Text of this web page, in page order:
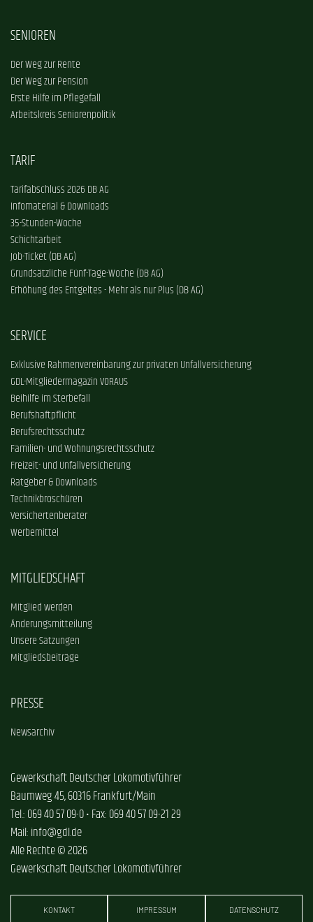
SENIOREN
Der Weg zur Rente
Der Weg zur Pension
Erste Hilfe im Pflegefall
Arbeitskreis Seniorenpolitik
TARIF
Tarifabschluss 2026 DB AG
Infomaterial & Downloads
35-Stunden-Woche
Schichtarbeit
Job-Ticket (DB AG)
Grundsätzliche Fünf-Tage-Woche (DB AG)
Erhöhung des Entgeltes - Mehr als nur Plus (DB AG)
SERVICE
Exklusive Rahmenvereinbarung zur privaten Unfallversicherung
GDL-Mitgliedermagazin VORAUS
Beihilfe im Sterbefall
Berufshaftpflicht
Berufsrechtsschutz
Familien- und Wohnungsrechtsschutz
Freizeit- und Unfallversicherung
Ratgeber & Downloads
Technikbroschüren
Versichertenberater
Werbemittel
MITGLIEDSCHAFT
Mitglied werden
Änderungsmitteilung
Unsere Satzungen
Mitgliedsbeiträge
PRESSE
Newsarchiv
Gewerkschaft Deutscher Lokomotivführer
Baumweg 45, 60316 Frankfurt/Main
Tel.: 069 40 57 09-0 • Fax: 069 40 57 09-21 29
Mail: info@gdl.de
Alle Rechte © 2026
Gewerkschaft Deutscher Lokomotivführer
KONTAKT IMPRESSUM DATENSCHUTZ